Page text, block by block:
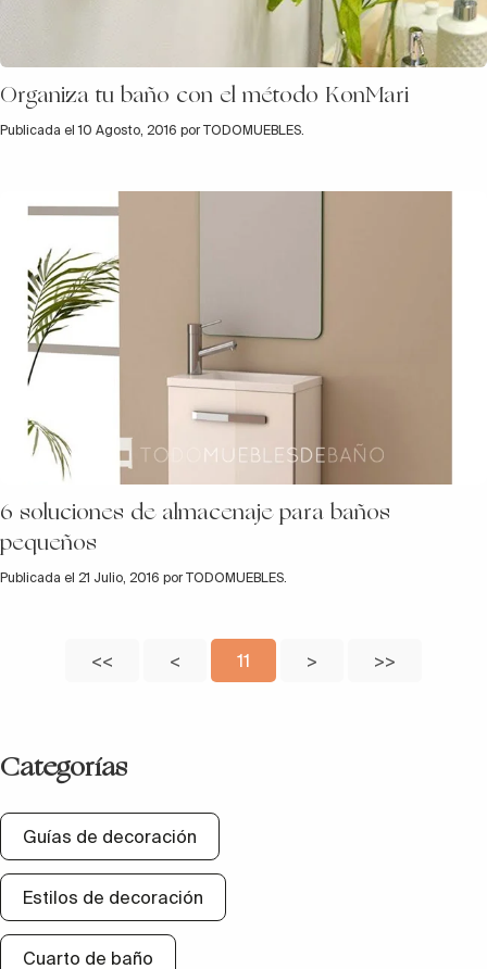
Organiza tu baño con el método KonMari
Publicada el 10 Agosto, 2016 por TODOMUEBLES.
6 soluciones de almacenaje para baños
pequeños
Publicada el 21 Julio, 2016 por TODOMUEBLES.
<< < 11 > >>
Categorías
Guías de decoración
Estilos de decoración
Cuarto de baño